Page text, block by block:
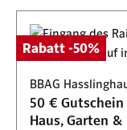
Rabatt -50%
BBAG
50 €
Haus, Garten